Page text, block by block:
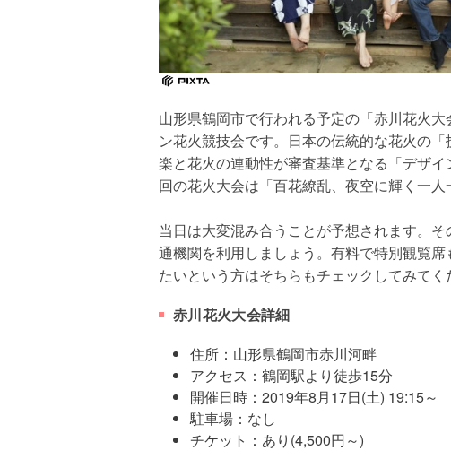
山形県鶴岡市で行われる予定の「赤川花火
ン花火競技会です。日本の伝統的な花火の
楽と花火の連動性が審査基準となる「デザ
回の花火大会は「百花繚乱、夜空に輝く一人
当日は大変混み合うことが予想されます。
通機関を利用しましょう。有料で特別観覧
たいという方はそちらもチェックしてみてく
赤川花火大会詳細
住所：山形県鶴岡市赤川河畔
アクセス：鶴岡駅より徒歩15分
開催日時：2019年8月17日(土) 19:15～
駐車場：なし
チケット：あり(4,500円～)